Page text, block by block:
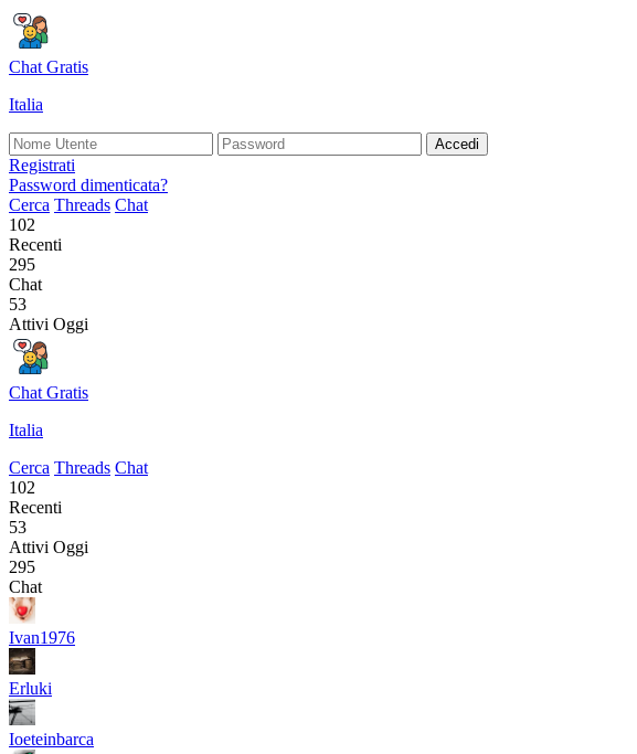
Chat Gratis
Italia
Accedi
Registrati
Password dimenticata?
Cerca Threads Chat
102
Recenti
295
Chat
53
Attivi Oggi
Chat Gratis
Italia
Cerca Threads Chat
102
Recenti
53
Attivi Oggi
295
Chat
Ivan1976
Erluki
Ioeteinbarca